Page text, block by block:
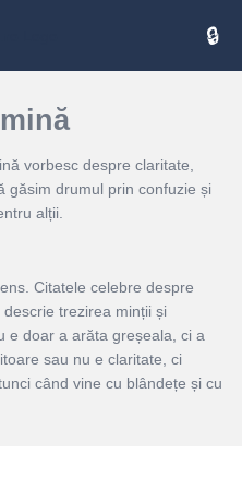
vorbesc despre claritate,
găsim drumul prin confuzie și
alții.
Citatele celebre despre
trezirea minții și
e doar a arăta greșeala, ci a
sau nu e claritate, ci
când vine cu blândețe și cu
răsar idei după perioade de
răbdarea devine lampă de
deschisă spre dialog.